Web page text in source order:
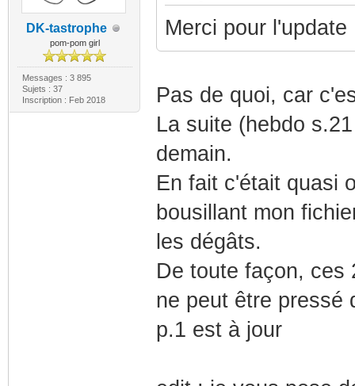
DK-tastrophe
pom-pom girl
Messages : 3 895
Sujets : 37
Inscription : Feb 2018
Merci pour l'update
Pas de quoi, car
La suite (hebdo
demain.
En fait c'était quasi
bousillant mon
les dégâts.
De toute façon, ces
ne peut être pressé
p.1 est à jour